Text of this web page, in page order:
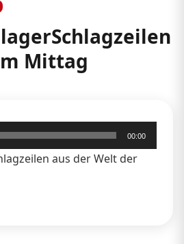
Mittag
00:00
aus der Welt der